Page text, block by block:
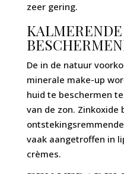
zeer gering.
De in de natuur
minerale make-up
huid te beschermen
van de zon. Zinkoxide
vaak aangetroffen in
crèmes.